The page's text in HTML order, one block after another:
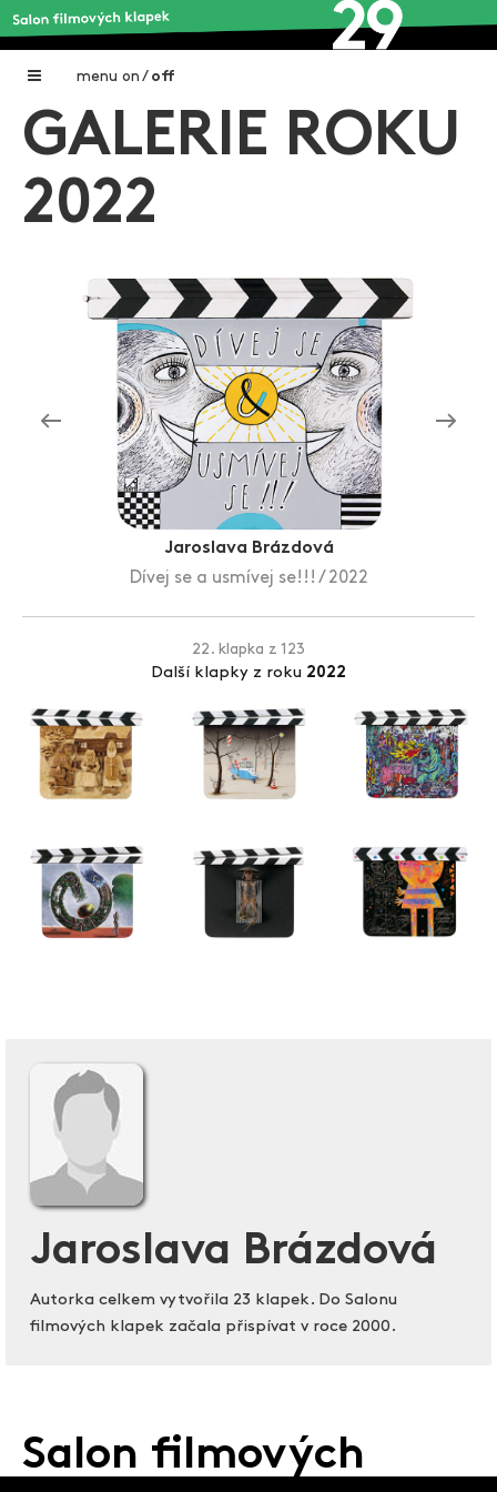
menu on / off
Home
Galerie filmových klapek
O projektu
Aktuální výstavy
Aukce filmových klapek
Aktuality
Zlín Film Festival
GALERIE ROKU
2022
Jaroslava Brázdová
Dívej se a usmívej se!!! / 2022
22. klapka z 123
Další klapky z roku 2022
Jaroslava Brázdová
Autorka celkem vytvořila 23 klapek. Do Salonu
filmových klapek začala přispívat v roce 2000.
Salon filmových